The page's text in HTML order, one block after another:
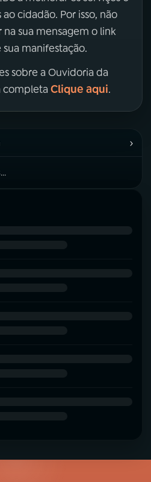
cidadão. Por isso, não
sua mensagem o link
manifestação.
sobre a Ouvidoria da
completa Clique aqui.
›